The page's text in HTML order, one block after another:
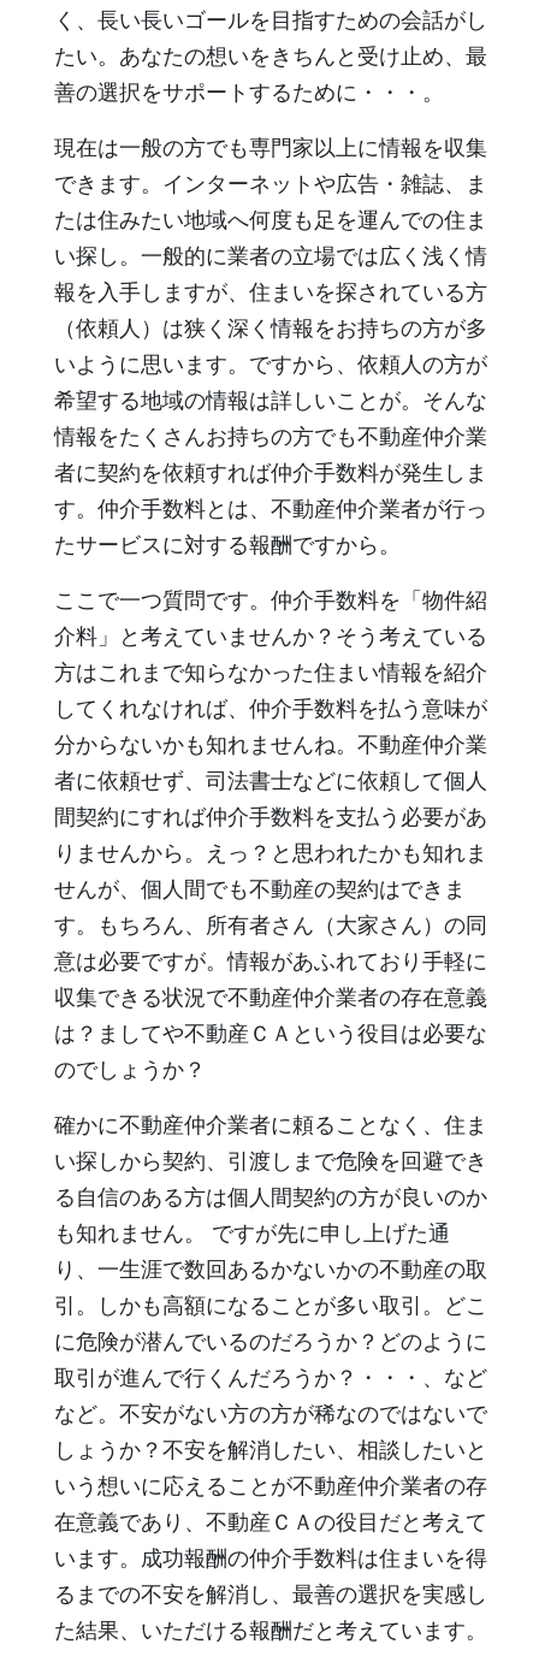
く、長い長いゴールを目指すための会話がし
たい。あなたの想いをきちんと受け止め、最
善の選択をサポートするために・・・。
現在は一般の方でも専門家以上に情報を収集
できます。インターネットや広告・雑誌、ま
たは住みたい地域へ何度も足を運んでの住ま
い探し。一般的に業者の立場では広く浅く情
報を入手しますが、住まいを探されている方
（依頼人）は狭く深く情報をお持ちの方が多
いように思います。ですから、依頼人の方が
希望する地域の情報は詳しいことが。そんな
情報をたくさんお持ちの方でも不動産仲介業
者に契約を依頼すれば仲介手数料が発生しま
す。仲介手数料とは、不動産仲介業者が行っ
たサービスに対する報酬ですから。
ここで一つ質問です。仲介手数料を「物件紹
介料」と考えていませんか？そう考えている
方はこれまで知らなかった住まい情報を紹介
してくれなければ、仲介手数料を払う意味が
分からないかも知れませんね。不動産仲介業
者に依頼せず、司法書士などに依頼して個人
間契約にすれば仲介手数料を支払う必要があ
りませんから。えっ？と思われたかも知れま
せんが、個人間でも不動産の契約はできま
す。もちろん、所有者さん（大家さん）の同
意は必要ですが。情報があふれており手軽に
収集できる状況で不動産仲介業者の存在意義
は？ましてや不動産ＣＡという役目は必要な
のでしょうか？
確かに不動産仲介業者に頼ることなく、住ま
い探しから契約、引渡しまで危険を回避でき
る自信のある方は個人間契約の方が良いのか
も知れません。 ですが先に申し上げた通
り、一生涯で数回あるかないかの不動産の取
引。しかも高額になることが多い取引。どこ
に危険が潜んでいるのだろうか？どのように
取引が進んで行くんだろうか？・・・、など
など。不安がない方の方が稀なのではないで
しょうか？不安を解消したい、相談したいと
いう想いに応えることが不動産仲介業者の存
在意義であり、不動産ＣＡの役目だと考えて
います。成功報酬の仲介手数料は住まいを得
るまでの不安を解消し、最善の選択を実感し
た結果、いただける報酬だと考えています。